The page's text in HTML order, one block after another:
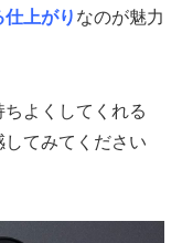
上がり なのが魅力
よくしてくれる
してみてください